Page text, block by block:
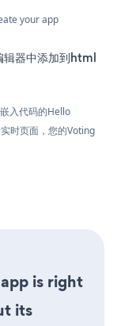
your app
器中添加到html
入代码的Hello
时页面，您的Voting
is right
its